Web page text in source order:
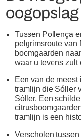
oogopslag
Tussen Pollença
pelgrimsroute van
boomgaarden
waar u tevens zult
Een van de
tramlijn die Sóller
Sóller. Een
tramlijn is een
Verscholen